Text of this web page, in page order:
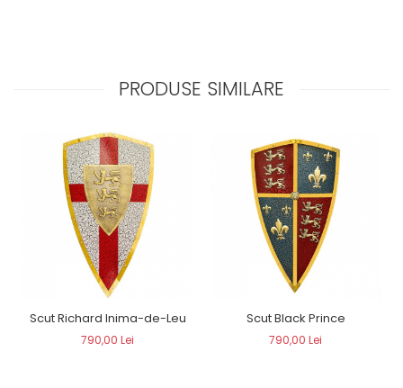
PRODUSE SIMILARE
Scut Richard Inima-de-Leu
790,00 Lei
Scut Black Prince
790,00 Lei